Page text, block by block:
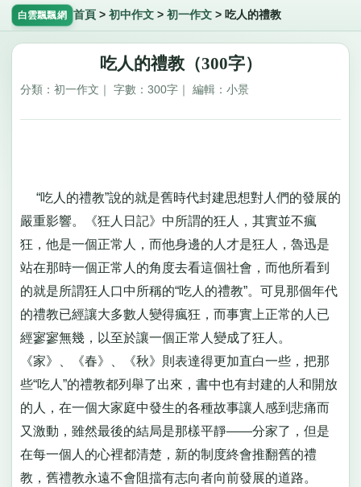
白雲飄飄網 首頁 > 初中作文> 初一作文> 吃人的禮教
吃人的禮教（300字）
分類：初一作文｜ 字數：300字｜ 編輯：小景
“吃人的禮教”說的就是舊時代封建思想對人們的發展的
嚴重影響。《狂人日記》中所謂的狂人，其實並不瘋
狂，他是一個正常人，而他身邊的人才是狂人，魯迅是
站在那時一個正常人的角度去看這個社會，而他所看到
的就是所謂狂人口中所稱的“吃人的禮教”。可見那個年代
的禮教已經讓大多數人變得瘋狂，而事實上正常的人已
經寥寥無幾，以至於讓一個正常人變成了狂人。
《家》、《春》、《秋》則表達得更加直白一些，把那
些“吃人”的禮教都列舉了出來，書中也有封建的人和開放
的人，在一個大家庭中發生的各種故事讓人感到悲痛而
又激動，雖然最後的結局是那樣平靜——分家了，但是
在每一個人的心裡都清楚，新的制度終會推翻舊的禮
教，舊禮教永遠不會阻擋有志向者向前發展的道路。